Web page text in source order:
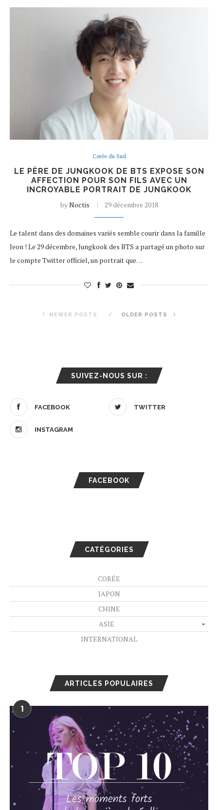
Corée du Sud
LE PÈRE DE JUNGKOOK DE BTS EXPOSE SON
AFFECTION POUR SON FILS AVEC UN
INCROYABLE PORTRAIT DE JUNGKOOK
byNoctis 29 décembre 2018
Le talent dans des domaines variés semble courir dans la famille
Jeon ! Le 29 décembre, Jungkook des BTS a partagé un photo sur
le compte Twitter officiel, un portrait que…
NEWER POSTS OLDER POSTS
SUIVEZ-NOUS SUR :
FACEBOOK TWITTER
INSTAGRAM
FACEBOOK
CATÉGORIES
CORÉE
JAPON
CHINE
ASIE
INTERNATIONAL
ARTICLES POPULAIRES
1